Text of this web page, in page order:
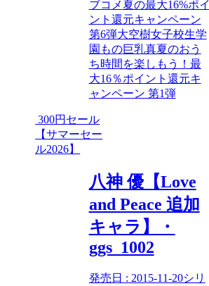
ブコメ 夏の最大16%ポイ
ント還元キャンペーン
第6弾大空樹女子校生学
園もの巨乳真夏のおう
ち時間を楽しもう！最
大16％ポイント還元キ
ャンペーン 第1弾
300円セール
【サマーセー
ル2026】
八神 優【Love
and Peace 追加
キャラ】・
ggs_1002
発売日 : 2015-11-20シリ